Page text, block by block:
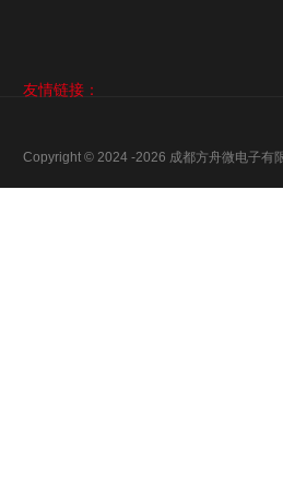
友情链接：
Copyright © 2024 -2026 成都方舟微电子有